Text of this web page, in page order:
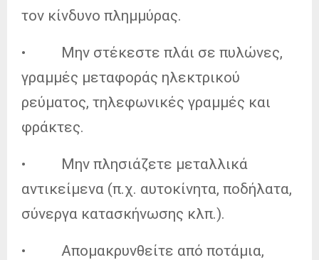
τον κίνδυνο πλημμύρας.
• Μην στέκεστε πλάι σε πυλώνες,
γραμμές μεταφοράς ηλεκτρικού
ρεύματος, τηλεφωνικές γραμμές και
φράκτες.
• Μην πλησιάζετε μεταλλικά
αντικείμενα (π.χ. αυτοκίνητα, ποδήλατα,
σύνεργα κατασκήνωσης κλπ.).
• Απομακρυνθείτε από ποτάμια,